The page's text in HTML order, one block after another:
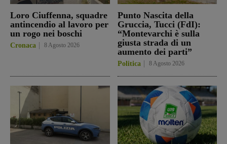
Loro Ciuffenna, squadre
antincendio al lavoro per
un rogo nei boschi
Cronaca 8 Agosto 2026
Punto Nascita della
Gruccia, Tucci (FdI):
“Montevarchi è sulla
giusta strada di un
aumento dei parti”
Politica 8 Agosto 2026